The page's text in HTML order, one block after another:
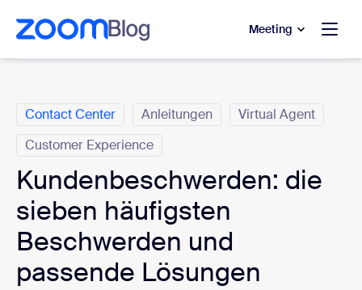
wechseln
Chat wechseln
Meeting
Contact Center Anleitungen
Virtual Agent
Customer Experience
Kundenbeschwerden: die
sieben häufigsten
Beschwerden und
passende Lösungen